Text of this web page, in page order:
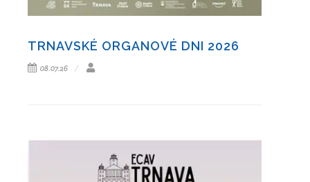
TRNAVSKÉ ORGANOVÉ DNI 2026
08.07.26